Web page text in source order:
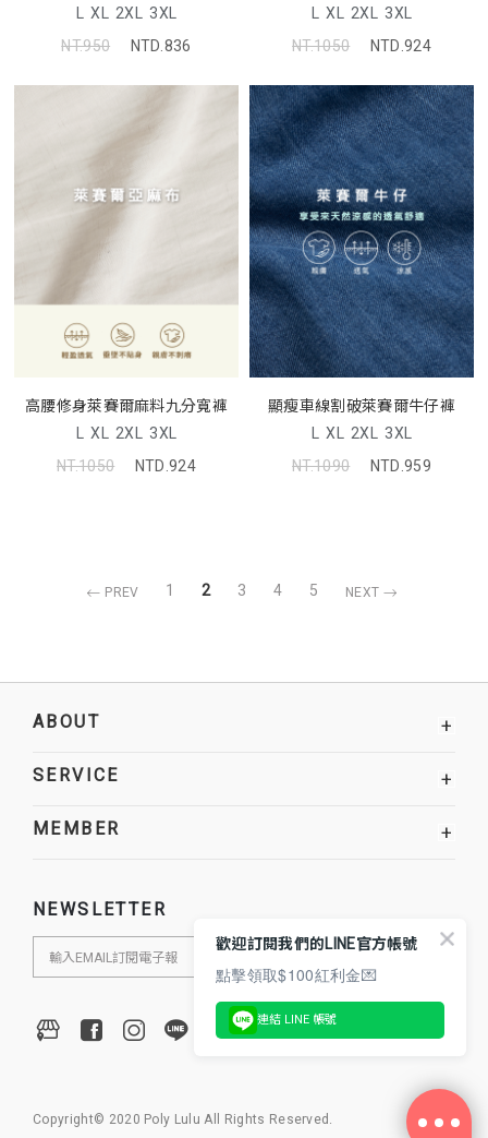
L XL 2XL 3XL
NT.950
NTD.836
L XL 2XL 3XL
NT.1050
NTD.924
高腰修身萊賽爾麻料九分寬褲
L XL 2XL 3XL
NT.1050
NTD.924
顯瘦車線割破萊賽爾牛仔褲
L XL 2XL 3XL
NT.1090
NTD.959
PREV 1 2 3 4 5 NEXT
ABOUT +
SERVICE +
MEMBER +
NEWSLETTER
Copyright© 2020 Poly Lulu All Rights Reserved.
歡迎訂閱我們的LINE官方帳號
點擊領取$100紅利金💌
連結 LINE 帳號